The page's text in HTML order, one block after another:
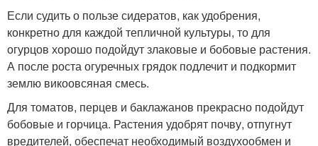
Если судить о пользе сидератов, как удобрения,
конкретно для каждой тепличной культуры, то для
огурцов хорошо подойдут злаковые и бобовые растения.
А после роста огуречных грядок подлечит и подкормит
землю викоовсяная смесь.
Для томатов, перцев и баклажанов прекрасно подойдут
бобовые и горчица. Растения удобрят почву, отпугнут
вредителей, обеспечат необходимый воздухообмен и